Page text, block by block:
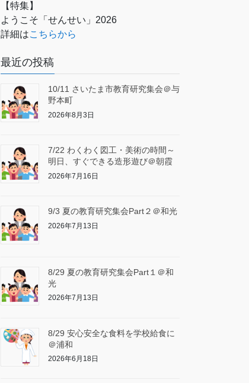
【特集】
ようこそ「せんせい」2026
詳細はこちらから
最近の投稿
10/11 さいたま市教育研究集会＠与
野本町
2026年8月3日
7/22 わくわく図工・美術の時間～
明日、すぐできる造形遊び＠朝霞
2026年7月16日
9/3 夏の教育研究集会Part２＠和光
2026年7月13日
8/29 夏の教育研究集会Part１＠和
光
2026年7月13日
8/29 安心安全な食料を学校給食に
＠浦和
2026年6月18日